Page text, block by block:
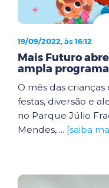
19/09/2022, às 16:12
Mais Futuro
ampla
O mês das
festas, diversão e
no Parque Júlio
Mendes, ... [saiba